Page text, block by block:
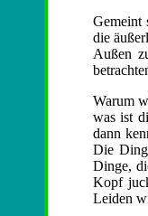
Gemeint
die
Außen
Warum
was ist
dann
Die
Dinge,
Kopf
Leiden